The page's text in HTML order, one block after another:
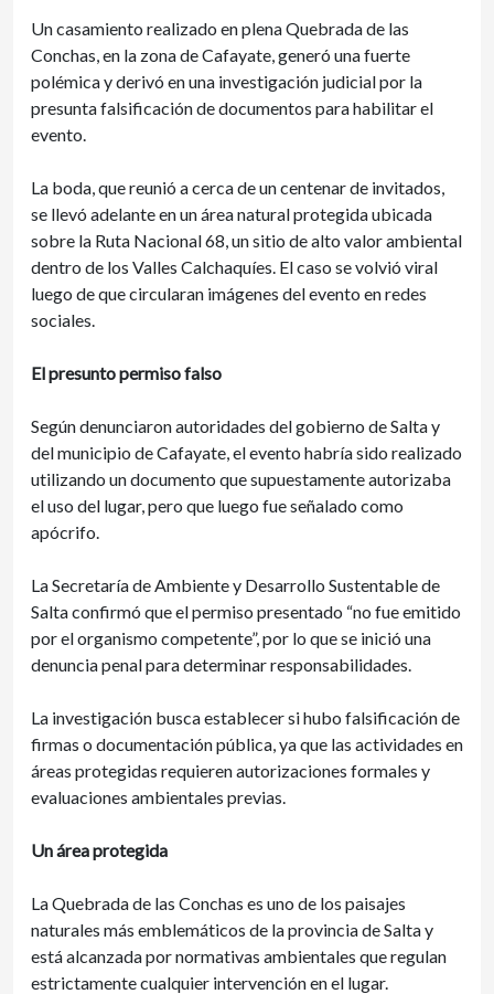
Un casamiento realizado en plena Quebrada de las
Conchas, en la zona de Cafayate, generó una fuerte
polémica y derivó en una investigación judicial por la
presunta falsificación de documentos para habilitar el
evento.
La boda, que reunió a cerca de un centenar de invitados,
se llevó adelante en un área natural protegida ubicada
sobre la Ruta Nacional 68, un sitio de alto valor ambiental
dentro de los Valles Calchaquíes. El caso se volvió viral
luego de que circularan imágenes del evento en redes
sociales.
El presunto permiso falso
Según denunciaron autoridades del gobierno de Salta y
del municipio de Cafayate, el evento habría sido realizado
utilizando un documento que supuestamente autorizaba
el uso del lugar, pero que luego fue señalado como
apócrifo.
La Secretaría de Ambiente y Desarrollo Sustentable de
Salta confirmó que el permiso presentado “no fue emitido
por el organismo competente”, por lo que se inició una
denuncia penal para determinar responsabilidades.
La investigación busca establecer si hubo falsificación de
firmas o documentación pública, ya que las actividades en
áreas protegidas requieren autorizaciones formales y
evaluaciones ambientales previas.
Un área protegida
La Quebrada de las Conchas es uno de los paisajes
naturales más emblemáticos de la provincia de Salta y
está alcanzada por normativas ambientales que regulan
estrictamente cualquier intervención en el lugar.